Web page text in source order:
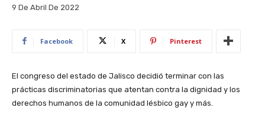
9 De Abril De 2022
Facebook X Pinterest
El congreso del estado de Jalisco decidió terminar con las
prácticas discriminatorias que atentan contra la dignidad y los
derechos humanos de la comunidad lésbico gay y más.